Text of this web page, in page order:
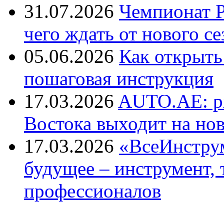
31.07.2026 Чемпионат
чего ждать от нового
05.06.2026 Как
пошаговая инструкция
17.03.2026 AUTO.AE:
Востока выходит на
17.03.2026
будущее – инструмент,
профессионалов